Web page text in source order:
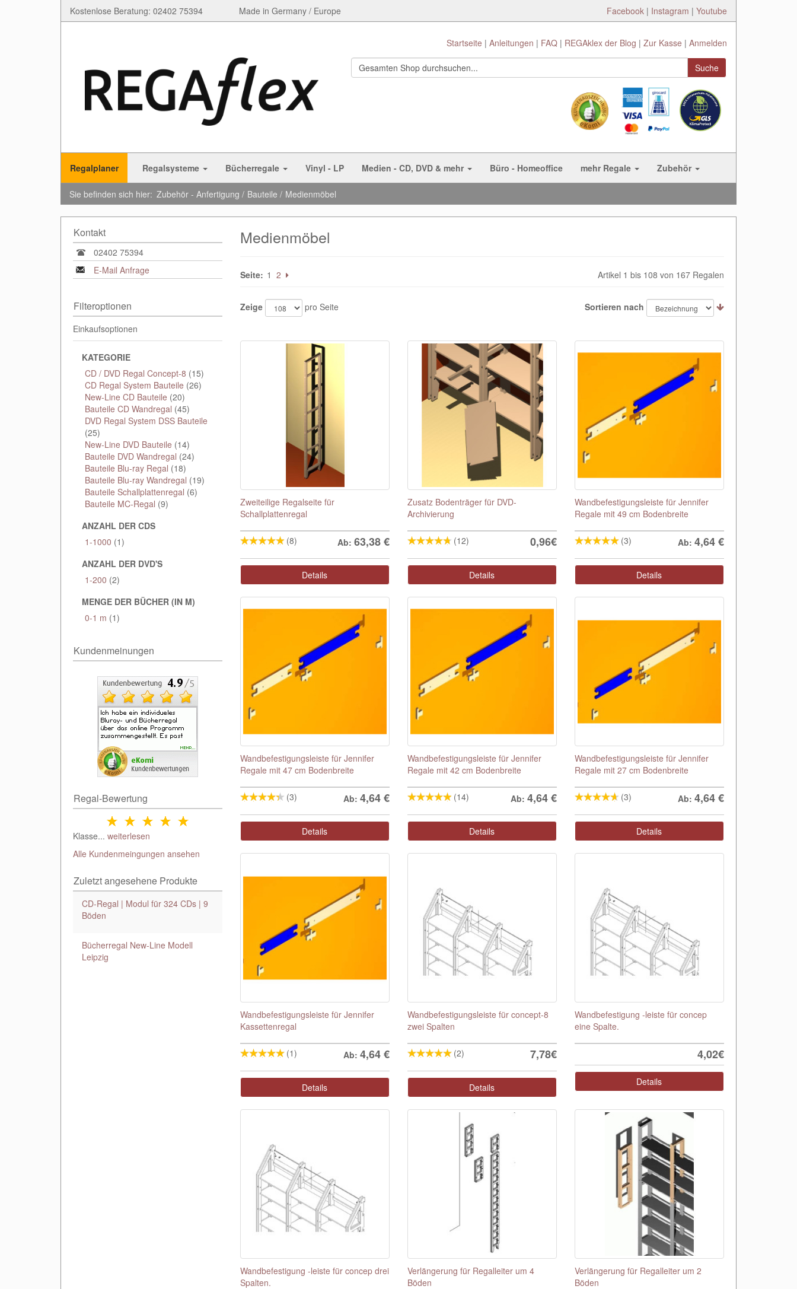
Kostenlose Beratung: 02402 75394 Made in Germany / Europe Facebook | Instagram | Youtube
Startseite Anleitungen FAQ REGAklex der Blog Zur Kasse Anmelden
Suche
Regalplaner Regalsysteme Bücherregale Vinyl - LP Medien - CD, DVD & mehr Büro - Homeoffice mehr Regale Zubehör
Sie befinden sich hier: Zubehör - Anfertigung Bauteile Medienmöbel
Kontakt
02402 75394
E-Mail Anfrage
Filteroptionen
Einkaufsoptionen
KATEGORIE
CD / DVD Regal Concept-8 (15)
CD Regal System Bauteile (26)
New-Line CD Bauteile (20)
Bauteile CD Wandregal (45)
DVD Regal System DSS Bauteile
(25)
New-Line DVD Bauteile (14)
Bauteile DVD Wandregal (24)
Bauteile Blu-ray Regal (18)
Bauteile Blu-ray Wandregal (19)
Bauteile Schallplattenregal (6)
Bauteile MC-Regal (9)
ANZAHL DER CDS
1-1000 (1)
ANZAHL DER DVD'S
1-200 (2)
MENGE DER BÜCHER (IN M)
0-1 m (1)
Kundenmeinungen
Regal-Bewertung
Klasse... weiterlesen
Alle Kundenmeingungen ansehen
Zuletzt angesehene Produkte
CD-Regal | Modul für 324 CDs | 9
Böden
Bücherregal New-Line Modell
Leipzig
Medienmöbel
Seite: 1 2 Artikel 1 bis 108 von 167 Regalen
Zeige pro Seite Sortieren nach
Zweiteilige Regalseite für
Schallplattenregal
(8) Ab: 63,38€
Details
Zusatz Bodenträger für DVD-
Archivierung
(12) 0,96€
Details
Wandbefestigungsleiste für Jennifer
Regale mit 49 cm Bodenbreite
(3) Ab: 4,64€
Details
Wandbefestigungsleiste für Jennifer
Regale mit 47 cm Bodenbreite
(3) Ab: 4,64€
Details
Wandbefestigungsleiste für Jennifer
Regale mit 42 cm Bodenbreite
(14) Ab: 4,64€
Details
Wandbefestigungsleiste für Jennifer
Regale mit 27 cm Bodenbreite
(3) Ab: 4,64€
Details
Wandbefestigungsleiste für Jennifer
Kassettenregal
(1) Ab: 4,64€
Details
Wandbefestigungsleiste für concept-8
zwei Spalten
(2) 7,78€
Details
Wandbefestigung -leiste für concep
eine Spalte.
4,02€
Details
Wandbefestigung -leiste für concep drei
Spalten.
Verlängerung für Regalleiter um 4
Böden
Verlängerung für Regalleiter um 2
Böden